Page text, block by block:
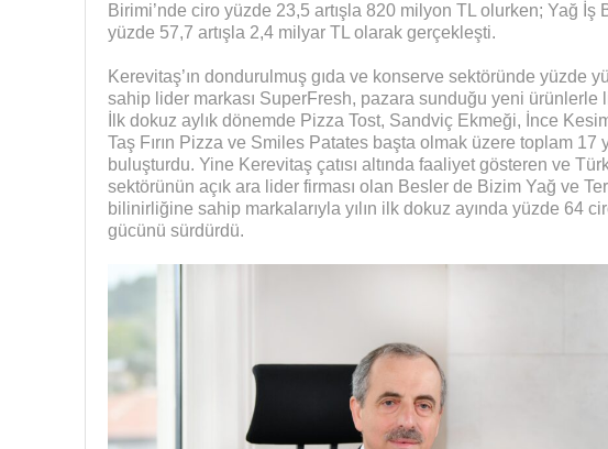
Birimi’nde ciro yüzde 23,5 artışla 820 milyon TL olurken; Yağ İş
yüzde 57,7 artışla 2,4 milyar TL olarak gerçekleşti.
Kerevitaş’ın dondurulmuş gıda ve konserve sektöründe yüzde
sahip lider markası SuperFresh, pazara sunduğu yeni ürünlerle
İlk dokuz aylık dönemde Pizza Tost, Sandviç Ekmeği, İnce
Taş Fırın Pizza ve Smiles Patates başta olmak üzere toplam 17
buluşturdu. Yine Kerevitaş çatısı altında faaliyet gösteren ve
sektörünün açık ara lider firması olan Besler de Bizim Yağ ve
bilinirliğine sahip markalarıyla yılın ilk dokuz ayında yüzde 64
gücünü sürdürdü.